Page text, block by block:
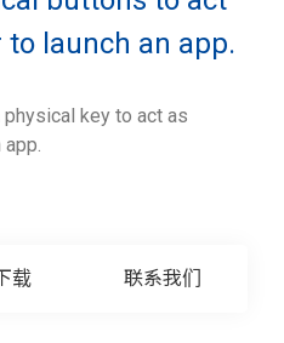
launch an app.
key to act as
app.
载 联系我们